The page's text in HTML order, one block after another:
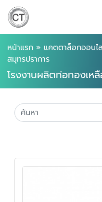
หน้าแรก » แคตตาล็อกออนไ
สมุทรปราการ
โรงงานผลิตท่อทองเห